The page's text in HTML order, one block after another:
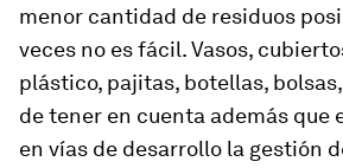
menor cantidad de residuos
veces no es fácil. Vasos,
plástico, pajitas, botellas,
de tener en cuenta además que
en vías de desarrollo la gestión